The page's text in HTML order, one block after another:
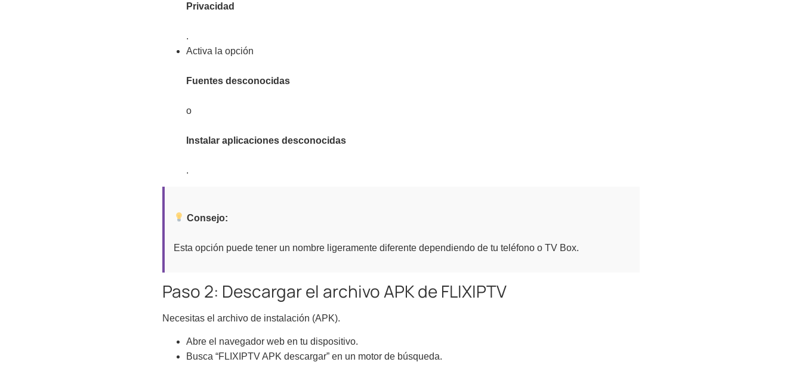
Privacidad
.
Activa la opción
Fuentes desconocidas
o
Instalar aplicaciones desconocidas
.
Consejo:
Esta opción puede tener un nombre ligeramente diferente dependiendo de tu teléfono o TV Box.
Paso 2: Descargar el archivo APK de FLIXIPTV
Necesitas el archivo de instalación (APK).
Abre el navegador web en tu dispositivo.
Busca “FLIXIPTV APK descargar” en un motor de búsqueda.